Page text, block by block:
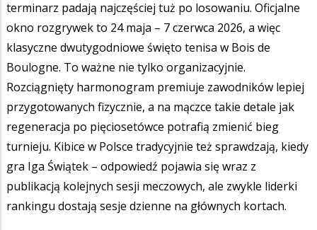
terminarz padają najczęściej tuż po losowaniu. Oficjalne
okno rozgrywek to 24 maja – 7 czerwca 2026, a więc
klasyczne dwutygodniowe święto tenisa w Bois de
Boulogne. To ważne nie tylko organizacyjnie.
Rozciągnięty harmonogram premiuje zawodników lepiej
przygotowanych fizycznie, a na mączce takie detale jak
regeneracja po pięciosetówce potrafią zmienić bieg
turnieju. Kibice w Polsce tradycyjnie też sprawdzają, kiedy
gra Iga Świątek – odpowiedź pojawia się wraz z
publikacją kolejnych sesji meczowych, ale zwykle liderki
rankingu dostają sesje dzienne na głównych kortach.